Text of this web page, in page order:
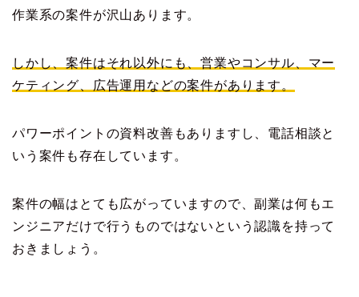
作業系の案件が沢山あります。
しかし、案件はそれ以外にも、営業やコンサル、マー
ケティング、広告運用などの案件があります。
パワーポイントの資料改善もありますし、電話相談と
いう案件も存在しています。
案件の幅はとても広がっていますので、副業は何もエ
ンジニアだけで行うものではないという認識を持って
おきましょう。